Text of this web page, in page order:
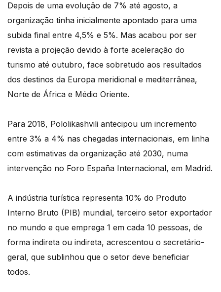
Depois de uma evolução de 7% até agosto, a
organização tinha inicialmente apontado para uma
subida final entre 4,5% e 5%. Mas acabou por ser
revista a projeção devido à forte aceleração do
turismo até outubro, face sobretudo aos resultados
dos destinos da Europa meridional e mediterrânea,
Norte de África e Médio Oriente.
Para 2018, Pololikashvili antecipou um incremento
entre 3% a 4% nas chegadas internacionais, em linha
com estimativas da organização até 2030, numa
intervenção no Foro España Internacional, em Madrid.
A indústria turística representa 10% do Produto
Interno Bruto (PIB) mundial, terceiro setor exportador
no mundo e que emprega 1 em cada 10 pessoas, de
forma indireta ou indireta, acrescentou o secretário-
geral, que sublinhou que o setor deve beneficiar
todos.